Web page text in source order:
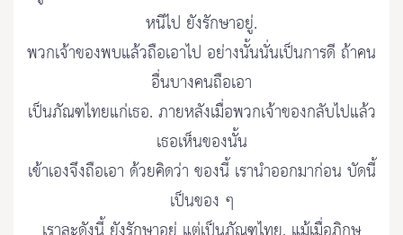
หนีไป ยังรักษาอยู่.
พวกเจ้าของพบแล้วถือเอาไป อย่างนั้นนั่นเป็นการดี ถ้าคน
อื่นบางคนถือเอา
เป็นภัณฑไทยแก่เธอ. ภายหลังเมื่อพวกเจ้าของกลับไปแล้ว
เธอเห็นของนั้น
เข้าเองจึงถือเอา ด้วยคิดว่า ของนี้ เรานำออกมาก่อน บัดนี้
เป็นของ ๆ